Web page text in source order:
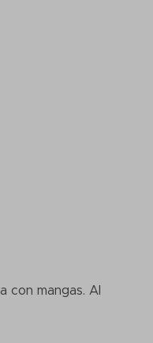
con mangas. Al